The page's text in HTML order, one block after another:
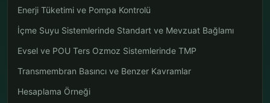
Enerji Tüketimi ve Pompa Kontrolü
İçme Suyu Sistemlerinde Standart ve Mevzuat Bağlamı
Evsel ve POU Ters Ozmoz Sistemlerinde TMP
Transmembran Basıncı ve Benzer Kavramlar
Hesaplama Örneği